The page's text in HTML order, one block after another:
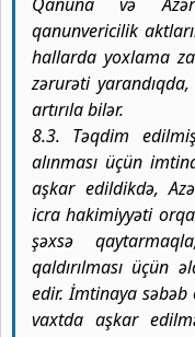
qanunvericilik
hallarda yoxlama
zərurəti
artırıla bilər.
8.3. Təqdim
alınması üçün
aşkar edildikdə,
icra hakimiyyəti
şəxsə
qaldırılması üçün
edir. İmtinaya səbəb
vaxtda aşkar